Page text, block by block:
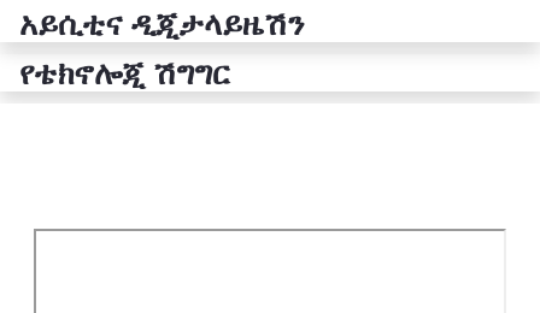
አይሲቲና ዲጂታላይዜሽን
የቴክኖሎጂ ሽግግር